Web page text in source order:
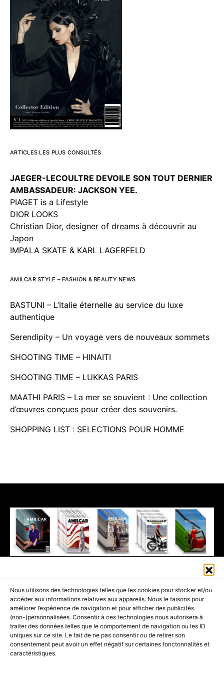
Nous utilisons des technologies telles que les cookies pour stocker et/ou
accéder aux informations relatives aux appareils. Nous le faisons pour
améliorer l’expérience de navigation et pour afficher des publicités
(non-)personnalisées. Consentir à ces technologies nous autorisera à
traiter des données telles que le comportement de navigation ou les ID
uniques sur ce site. Le fait de ne pas consentir ou de retirer son
consentement peut avoir un effet négatif sur certaines fonctonnalités et
caractéristiques.
ARTICLES LES PLUS CONSULTÉS
JAEGER-LECOULTRE DEVOILE SON TOUT DERNIER
AMBASSADEUR: JACKSON YEE.
PIAGET is a Lifestyle
DIOR LOOKS
Christian Dior, designer of dreams à découvrir au
Japon
IMPALA SKATE & KARL LAGERFELD
AMILCAR STYLE – FASHION & BEAUTY NEWS
BASTUNI – L’Italie éternelle au service du luxe
authentique
Serendipity – Un voyage vers de nouveaux sommets
SHOOTING TIME – HINAITI
SHOOTING TIME – LUKKAS PARIS
MAATHI PARIS – La mer se souvient : Une collection
d’œuvres conçues pour créer des souvenirs.
SHOPPING LIST : SELECTIONS POUR HOMME
PART OF THEAMILCAR MAGAZINE GROUP.EDITOR - ADVERTISING
AGENCE MEDIANE.
ACCUEIL BEST OF LUXE
35 MAGAZINES
SHOPPING & CONCIERGERIE
Voyages Contact